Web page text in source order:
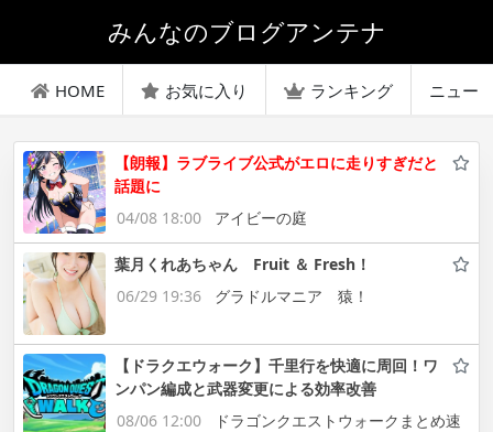
みんなのブログアンテナ
HOME お気に入り ランキング ニュー
【朗報】ラブライブ公式がエロに走りすぎだと
話題に
04/08 18:00
アイビーの庭
葉月くれあちゃん Fruit ＆ Fresh！
06/29 19:36
グラドルマニア 猿！
【ドラクエウォーク】千里行を快適に周回！ワ
ンパン編成と武器変更による効率改善
08/06 12:00
ドラゴンクエストウォークまとめ速